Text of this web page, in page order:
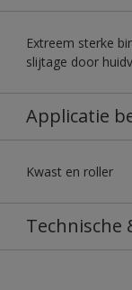
Extreem sterke
slijtage door
Applicatie
Kwast en roller
Technische